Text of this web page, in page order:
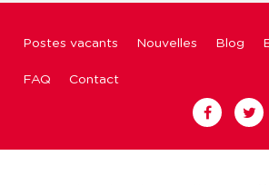
Postes vacants Nouvelles Blog
FAQ Contact